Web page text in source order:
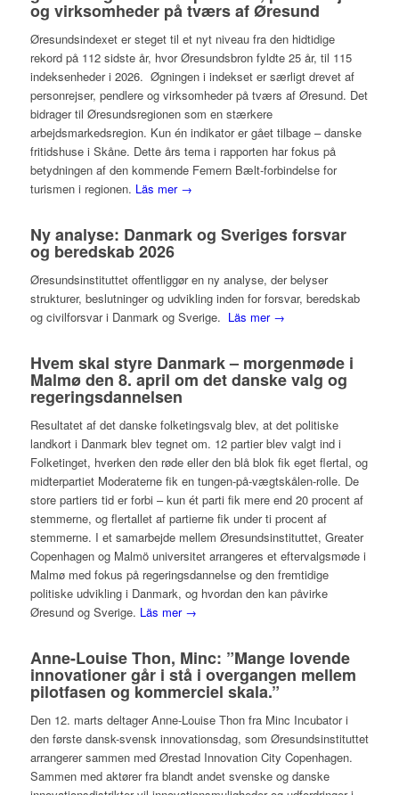
og virksomheder på tværs af Øresund
Øresundsindexet er steget til et nyt niveau fra den hidtidige
rekord på 112 sidste år, hvor Øresundsbron fyldte 25 år, til 115
indeksenheder i 2026. Øgningen i indekset er særligt drevet af
personrejser, pendlere og virksomheder på tværs af Øresund. Det
bidrager til Øresundsregionen som en stærkere
arbejdsmarkedsregion. Kun én indikator er gået tilbage – danske
fritidshuse i Skåne. Dette års tema i rapporten har fokus på
betydningen af den kommende Femern Bælt-forbindelse for
turismen i regionen. Läs mer →
Ny analyse: Danmark og Sveriges forsvar
og beredskab 2026
Øresundsinstituttet offentliggør en ny analyse, der belyser
strukturer, beslutninger og udvikling inden for forsvar, beredskab
og civilforsvar i Danmark og Sverige. Läs mer →
Hvem skal styre Danmark – morgenmøde i
Malmø den 8. april om det danske valg og
regeringsdannelsen
Resultatet af det danske folketingsvalg blev, at det politiske
landkort i Danmark blev tegnet om. 12 partier blev valgt ind i
Folketinget, hverken den røde eller den blå blok fik eget flertal, og
midterpartiet Moderaterne fik en tungen-på-vægtskålen-rolle. De
store partiers tid er forbi – kun ét parti fik mere end 20 procent af
stemmerne, og flertallet af partierne fik under ti procent af
stemmerne. I et samarbejde mellem Øresundsinstituttet, Greater
Copenhagen og Malmö universitet arrangeres et eftervalgsmøde i
Malmø med fokus på regeringsdannelse og den fremtidige
politiske udvikling i Danmark, og hvordan den kan påvirke
Øresund og Sverige. Läs mer →
Anne-Louise Thon, Minc: ”Mange lovende
innovationer går i stå i overgangen mellem
pilotfasen og kommerciel skala.”
Den 12. marts deltager Anne-Louise Thon fra Minc Incubator i
den første dansk-svensk innovationsdag, som Øresundsinstituttet
arrangerer sammen med Ørestad Innovation City Copenhagen.
Sammen med aktører fra blandt andet svenske og danske